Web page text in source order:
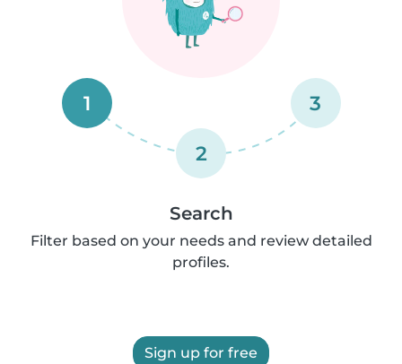
1
2
3
Search
Filter based on your needs and review detailed
profiles.
Sign up for free